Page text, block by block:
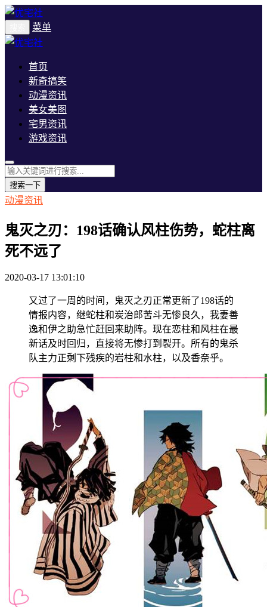
菜单
首页
新奇搞笑
动漫资讯
美女美图
宅男资讯
游戏资讯
搜索一下
动漫资讯
鬼灭之刃：198话确认风柱伤势，蛇柱离
死不远了
2020-03-17 13:01:10
又过了一周的时间，鬼灭之刃正常更新了198话的
情报内容，继蛇柱和炭治郎苦斗无惨良久，我妻善
逸和伊之助急忙赶回来助阵。现在恋柱和风柱在最
新话及时回归，直接将无惨打到裂开。所有的鬼杀
队主力正剩下残疾的岩柱和水柱，以及香奈乎。